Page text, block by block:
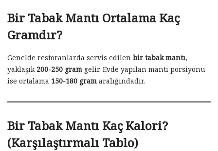
Bir Tabak Mantı Ortalama Kaç
Gramdır?
Genelde restoranlarda servis edilen bir tabak mantı,
yaklaşık 200-250 gram gelir. Evde yapılan mantı porsiyonu
ise ortalama 150-180 gram aralığındadır.
Bir Tabak Mantı Kaç Kalori?
(Karşılaştırmalı Tablo)